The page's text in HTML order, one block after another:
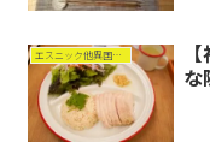
エスニック他異国料理
な